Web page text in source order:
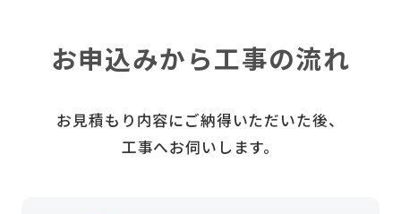
お申込みから工事の流れ
お見積もり内容にご納得いただいた後、
工事へお伺いします。